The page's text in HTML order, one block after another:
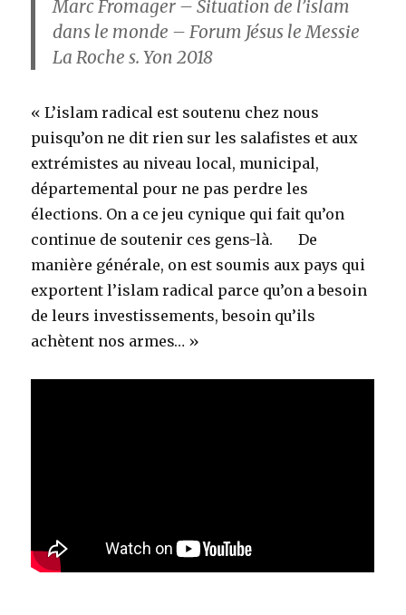
Marc Fromager – Situation de l’islam
dans le monde – Forum Jésus le Messie
La Roche s. Yon 2018
« L’islam radical est soutenu chez nous
puisqu’on ne dit rien sur les salafistes et aux
extrémistes au niveau local, municipal,
départemental pour ne pas perdre les
élections. On a ce jeu cynique qui fait qu’on
continue de soutenir ces gens-là. De
manière générale, on est soumis aux pays qui
exportent l’islam radical parce qu’on a besoin
de leurs investissements, besoin qu’ils
achètent nos armes… »